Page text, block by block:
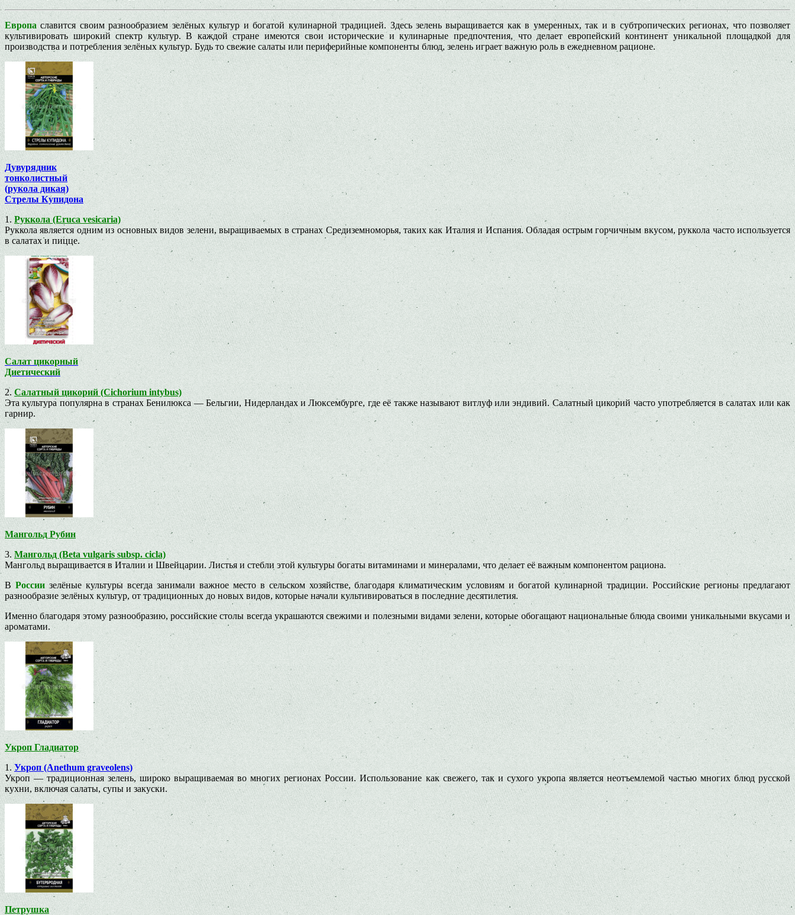
Европа славится своим разнообразием зелёных культур и богатой кулинарной традицией. Здесь зелень выращивается как в умеренных, так и в субтропических регионах, что позволяет
культивировать широкий спектр культур. В каждой стране имеются свои исторические и кулинарные предпочтения, что делает европейский континент уникальной площадкой для
производства и потребления зелёных культур. Будь то свежие салаты или периферийные компоненты блюд, зелень играет важную роль в ежедневном рационе.
Дувурядник
тонколистный
(рукола дикая)
Стрелы Купидона
1.Руккола (Eruca vesicaria)
Руккола является одним из основных видов зелени, выращиваемых в странах Средиземноморья, таких как Италия и Испания. Обладая острым горчичным вкусом, руккола часто используется
в салатах и пицце.
Салат цикорный
Диетический
2.Салатный цикорий (Cichorium intybus)
Эта культура популярна в странах Бенилюкса — Бельгии, Нидерландах и Люксембурге, где её также называют витлуф или эндивий. Салатный цикорий часто употребляется в салатах или как
гарнир.
Мангольд Рубин
3.Мангольд (Beta vulgaris subsp. cicla)
Мангольд выращивается в Италии и Швейцарии. Листья и стебли этой культуры богаты витаминами и минералами, что делает её важным компонентом рациона.
ВРоссии зелёные культуры всегда занимали важное место в сельском хозяйстве, благодаря климатическим условиям и богатой кулинарной традиции. Российские регионы предлагают
разнообразие зелёных культур, от традиционных до новых видов, которые начали культивироваться в последние десятилетия.
Именно благодаря этому разнообразию, российские столы всегда украшаются свежими и полезными видами зелени, которые обогащают национальные блюда своими уникальными вкусами и
ароматами.
Укроп Гладиатор
1.Укроп (Anethum graveolens)
Укроп — традиционная зелень, широко выращиваемая во многих регионах России. Использование как свежего, так и сухого укропа является неотъемлемой частью многих блюд русской
кухни, включая салаты, супы и закуски.
Петрушка